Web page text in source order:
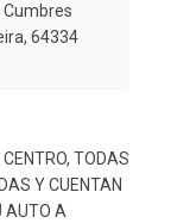
64334
Y CUENTAN
AUTO A